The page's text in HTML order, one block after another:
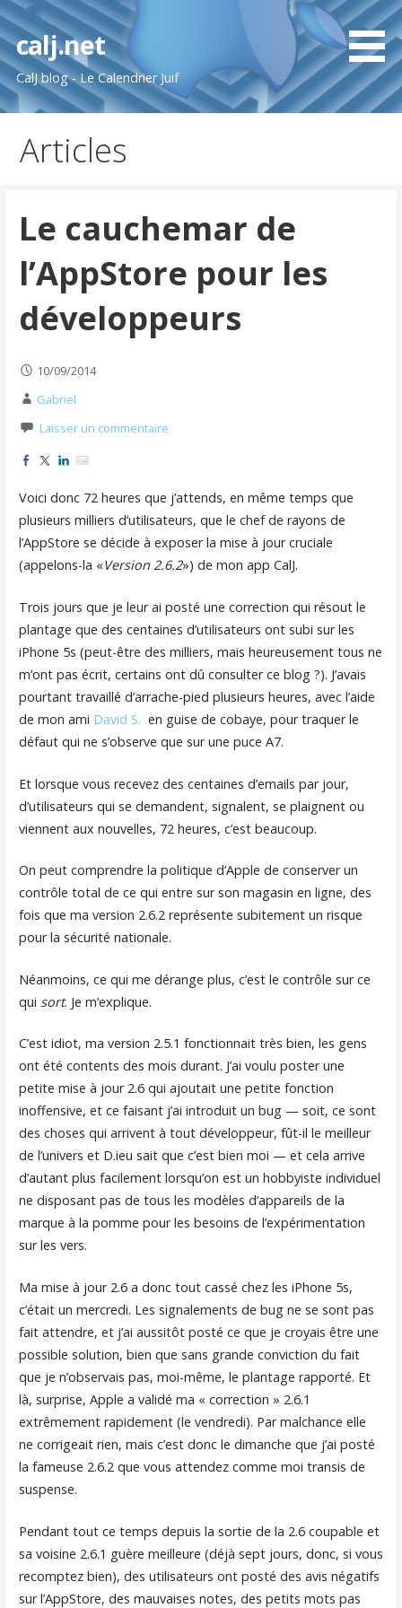
Passer
au
contenu
calj.net
CalJ blog - Le Calendrier Juif
Articles
Le cauchemar de
l’AppStore pour les
développeurs
10/09/2014
Gabriel
Laisser un commentaire
Voici donc 72 heures que j’attends, en même temps que
plusieurs milliers d’utilisateurs, que le chef de rayons de
l’AppStore se décide à exposer la mise à jour cruciale
(appelons-la «Version 2.6.2») de mon app CalJ.
Trois jours que je leur ai posté une correction qui résout le
plantage que des centaines d’utilisateurs ont subi sur les
iPhone 5s (peut-être des milliers, mais heureusement tous ne
m’ont pas écrit, certains ont dû consulter ce blog ?). J’avais
pourtant travaillé d’arrache-pied plusieurs heures, avec l’aide
de mon ami David S. en guise de cobaye, pour traquer le
défaut qui ne s’observe que sur une puce A7.
Et lorsque vous recevez des centaines d’emails par jour,
d’utilisateurs qui se demandent, signalent, se plaignent ou
viennent aux nouvelles, 72 heures, c’est beaucoup.
On peut comprendre la politique d’Apple de conserver un
contrôle total de ce qui entre sur son magasin en ligne, des
fois que ma version 2.6.2 représente subitement un risque
pour la sécurité nationale.
Néanmoins, ce qui me dérange plus, c’est le contrôle sur ce
qui sort. Je m’explique.
C’est idiot, ma version 2.5.1 fonctionnait très bien, les gens
ont été contents des mois durant. J’ai voulu poster une
petite mise à jour 2.6 qui ajoutait une petite fonction
inoffensive, et ce faisant j’ai introduit un bug — soit, ce sont
des choses qui arrivent à tout développeur, fût-il le meilleur
de l’univers et D.ieu sait que c’est bien moi — et cela arrive
d’autant plus facilement lorsqu’on est un hobbyiste individuel
ne disposant pas de tous les modèles d’appareils de la
marque à la pomme pour les besoins de l’expérimentation
sur les vers.
Ma mise à jour 2.6 a donc tout cassé chez les iPhone 5s,
c’était un mercredi. Les signalements de bug ne se sont pas
fait attendre, et j’ai aussitôt posté ce que je croyais être une
possible solution, bien que sans grande conviction du fait
que je n’observais pas, moi-même, le plantage rapporté. Et
là, surprise, Apple a validé ma « correction » 2.6.1
extrêmement rapidement (le vendredi). Par malchance elle
ne corrigeait rien, mais c’est donc le dimanche que j’ai posté
la fameuse 2.6.2 que vous attendez comme moi transis de
suspense.
Pendant tout ce temps depuis la sortie de la 2.6 coupable et
sa voisine 2.6.1 guère meilleure (déjà sept jours, donc, si vous
recomptez bien), des utilisateurs ont posté des avis négatifs
sur l’AppStore, des mauvaises notes, des petits mots pas